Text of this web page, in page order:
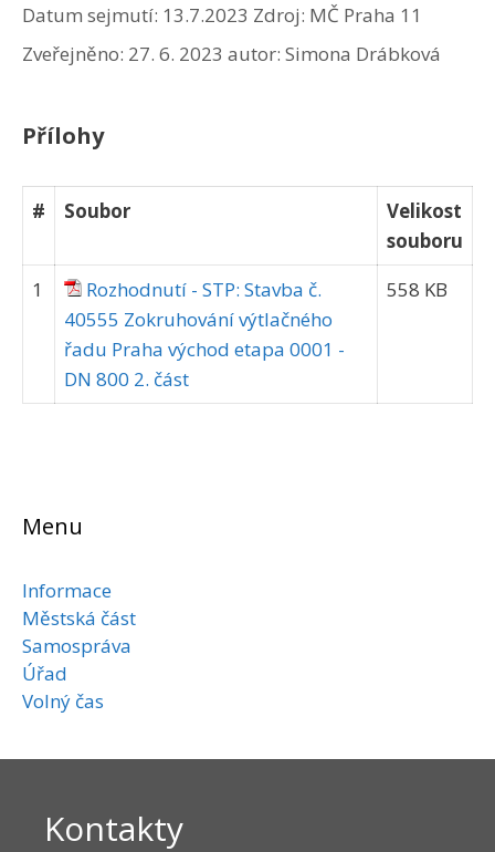
Datum sejmutí: 13.7.2023 Zdroj: MČ Praha 11
Zveřejněno: 27. 6. 2023 autor: Simona Drábková
Přílohy
# Soubor
Velikost
souboru
1
Rozhodnutí - STP: Stavba č.
40555 Zokruhování výtlačného
řadu Praha východ etapa 0001 -
DN 800 2. část
558 KB
Menu
Informace
Městská část
Samospráva
Úřad
Volný čas
Kontakty